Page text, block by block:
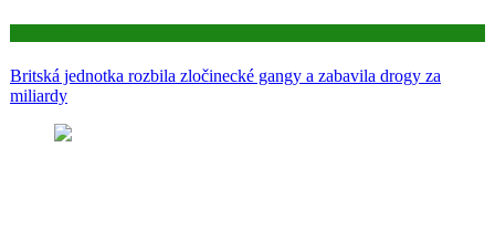
Britská jednotka rozbila zločinecké gangy a zabavila drogy za
miliardy